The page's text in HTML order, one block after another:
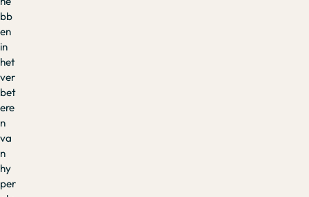
bb
en
in
het
ver
bet
ere
n
va
n
hy
per